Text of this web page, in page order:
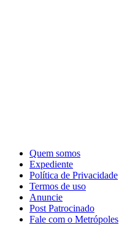
Quem somos
Expediente
Política de Privacidade
Termos de uso
Anuncie
Post Patrocinado
Fale com o Metrópoles